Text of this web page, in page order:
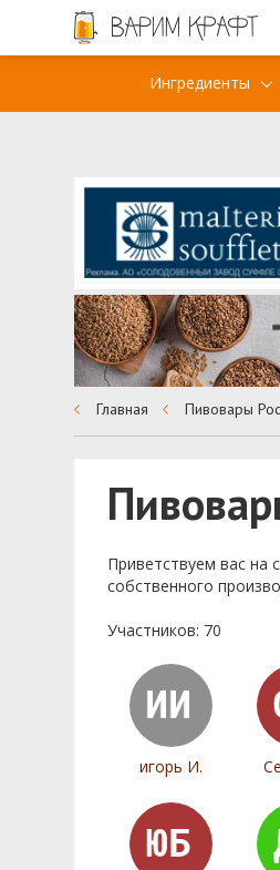
Ингредиенты
Главная Пивовары
Приветствуем ваc на
собственного
Участников: 70
игорь И.